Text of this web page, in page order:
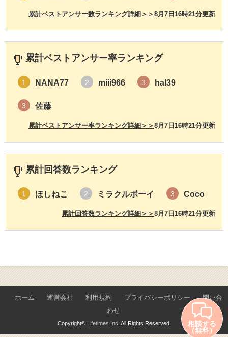
8月7日16時21分更新
累計ベストアンサー数ランキング詳細＞＞
累計ベストアンサー率ランキング
1 NANA77 2 miii966 3 hal39
3 佐藤
8月7日16時21分更新
累計ベストアンサー率ランキング詳細＞＞
累計回答数ランキング
1 ほしねこ 2 ミラクルボーイ 3 Coco
8月7日16時21分更新
累計回答数ランキング詳細＞＞
ホーム 運営会社 利用規約 プライバシーポリシー
問い合
わせ
Copyright© Lifetimes Inc. All Rights Reserved. 相談する
（無料）